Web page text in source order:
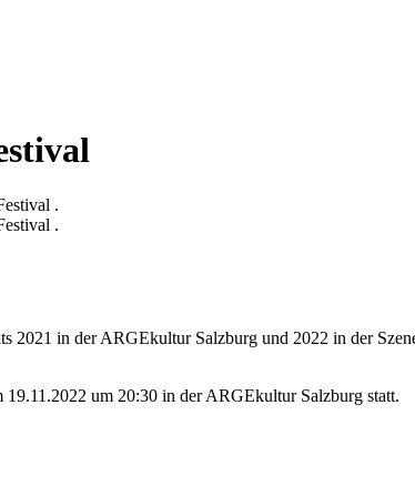
.
.
2021 in der ARGEkultur Salzburg und 2022 in der
um 20:30 in der ARGEkultur Salzburg statt.